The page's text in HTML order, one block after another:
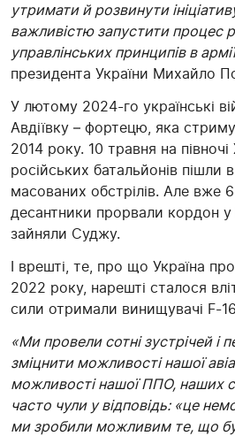
утримати й розвинути
важливістю запустити процес
управлінських принципів в
президента України Михайло
У лютому 2024-го українські
Авдіївку – фортецю, яка
2014 року. 10 травня на
російських батальйонів пішли
масованих обстрілів. Але вже 6
десантники прорвали кордон у
зайняли Суджу.
І врешті, те, про що Україна
2022 року, нарешті сталося
сили отримали винищувачі F-
«Ми провели сотні зустрічей і
зміцнити можливості нашої
можливості нашої ППО, наших
часто чули у відповідь: «це
ми зробили можливим те, що